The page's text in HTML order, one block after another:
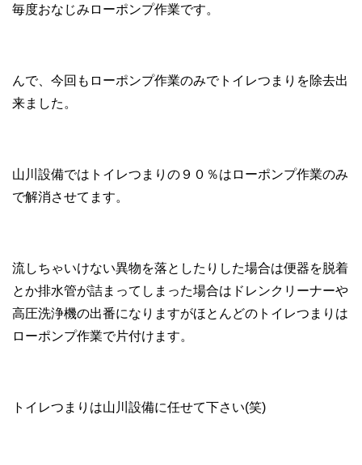
毎度おなじみローポンプ作業です。
んで、今回もローポンプ作業のみでトイレつまりを除去出
来ました。
山川設備ではトイレつまりの９０％はローポンプ作業のみ
で解消させてます。
流しちゃいけない異物を落としたりした場合は便器を脱着
とか排水管が詰まってしまった場合はドレンクリーナーや
高圧洗浄機の出番になりますがほとんどのトイレつまりは
ローポンプ作業で片付けます。
トイレつまりは山川設備に任せて下さい(笑)